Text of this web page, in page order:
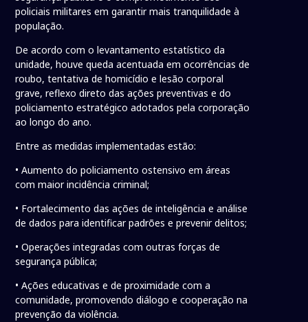
policiais militares em garantir mais tranquilidade à
população.
De acordo com o levantamento estatístico da
unidade, houve queda acentuada em ocorrências de
roubo, tentativa de homicídio e lesão corporal
grave, reflexo direto das ações preventivas e do
policiamento estratégico adotados pela corporação
ao longo do ano.
Entre as medidas implementadas estão:
• Aumento do policiamento ostensivo em áreas
com maior incidência criminal;
• Fortalecimento das ações de inteligência e análise
de dados para identificar padrões e prevenir delitos;
• Operações integradas com outras forças de
segurança pública;
• Ações educativas e de proximidade com a
comunidade, promovendo diálogo e cooperação na
prevenção da violência.